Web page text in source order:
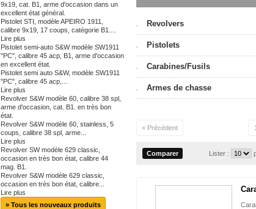
9x19, cat. B1, arme d'occasion dans un
excellent état général.
Pistolet STI, modèle APEIRO 1911,
calibre 9x19, 17 coups, catégorie B1....
Lire plus
Pistolet semi-auto S&W modèle SW1911
"PC", calibre 45 acp, B1, arme d'occasion
en excellent état.
Pistolet semi auto S&W, modèle SW1911
"PC", calibre 45 acp,...
Lire plus
Revolver S&W modèle 60, calibre 38 spl,
arme d'occasion, cat. B1. en très bon
état.
Revolver S&W modèle 60, stainless, 5
coups, calibre 38 spl, arme...
Lire plus
Revolver SW modèle 629 classic,
occasion en très bon état, calibre 44
mag. B1.
Revolver S&W modèle 629 classic,
occasion en très bon état, calibre...
Lire plus
» Tous les nouveaux produits
Revolvers
Pistolets
Carabines/Fusils
Armes de chasse
« Précédent 1
Lister :